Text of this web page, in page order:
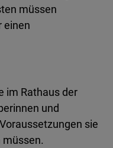
müssen
einen
im Rathaus der
und
sie
müssen.